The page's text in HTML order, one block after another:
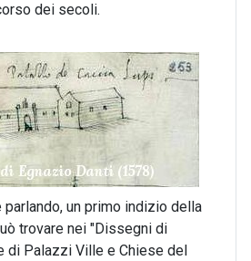
dei secoli.
un primo indizio della
trovare nei "Dissegni di
di Palazzi Ville e Chiese del